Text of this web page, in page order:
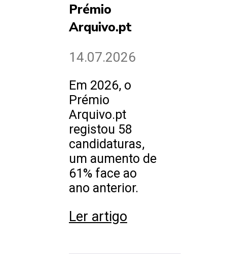
Prémio
Arquivo.pt
14.07.2026
Em 2026, o
Prémio
Arquivo.pt
registou 58
candidaturas,
um aumento de
61% face ao
ano anterior.
Ler artigo